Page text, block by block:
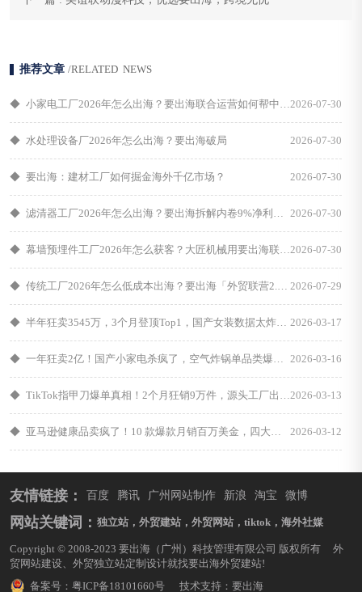
推荐文章 /RELATED NEWS
2026-07-30
◆ 小家电工厂2026年怎么出海？要出海联合运营如何帮中小工厂拿下埃及首单
2026-07-30
◆ 水处理设备厂2026年怎么出海？要出海破局
2026-07-30
◆ 要出海：建材工厂如何掘金海外千亿市场？
2026-07-30
◆ 滤清器工厂2026年怎么出海？要出海拆解内卷9%净利后的低成本突围路径
2026-07-30
◆ 幕墙预埋件工厂2026年怎么获客？大匠机械用要出海联营破解"不会社媒、不会跟进"两大死穴
2026-07-29
◆ 传统工厂2026年怎么低成本出海？要出海「外贸联营2.0」用"风险共担、成交分润"重构出海逻辑
2026-03-17
◆ 半年狂卖3545万，3个月登顶Top1，国产女装数据太炸裂了！
2026-03-16
◆ 一年狂卖2亿！国产小家电杀疯了，空气炸锅单品类爆销100万台！
2026-03-13
◆ TikTok指甲刀爆单真相！2个月狂销9万件，源头工厂出海可照搬
2026-03-12
◆ 亚马逊健康品卖疯了！10 款爆款月销百万美金，四大赛道成黄金风口
友情链接： 百度 腾讯 广州网站制作 新浪 淘宝 微博
网站关键词： 独立站， 外贸建站， 外贸网站， tiktok， 海外社媒
Copyright © 2008-2023 要出海（广州）科技管理有限公司 版权所有 外
贸网站建设、外贸独立站定制设计就找要出海外贸建站!
备案号： 粤ICP备18101660号 技术支持： 要出海